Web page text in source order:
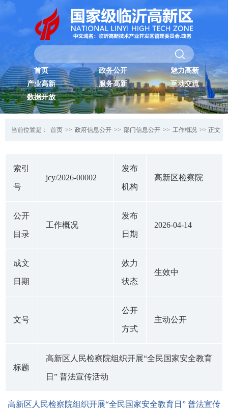
首页 政务公开
魅力高新
产业高新
服务高新
互动交流
数据开放
当前位置是： 首页 >> 政府信息公开 >> 部门信息公开 >> 工作概况 >> 正文
索引
号
jcy/2026-00002
发布
机构
高新区检察院
公开
目录
工作概况
发布
日期
2026-04-14
成文
日期
效力
状态
生效中
文号
公开
方式
主动公开
标题
高新区人民检察院组织开展“全民国家安全教育
日” 普法宣传活动
高新区人民检察院组织开展“全民国家安全教育日” 普法宣传